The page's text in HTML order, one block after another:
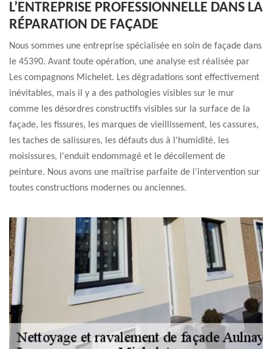
L’ENTREPRISE PROFESSIONNELLE DANS LA
RÉPARATION DE FAÇADE
Nous sommes une entreprise spécialisée en soin de façade dans
le 45390. Avant toute opération, une analyse est réalisée par
Les compagnons Michelet. Les dégradations sont effectivement
inévitables, mais il y a des pathologies visibles sur le mur
comme les désordres constructifs visibles sur la surface de la
façade, les fissures, les marques de vieillissement, les cassures,
les taches de salissures, les défauts dus à l'humidité, les
moisissures, l'enduit endommagé et le décollement de
peinture. Nous avons une maîtrise parfaite de l’intervention sur
toutes constructions modernes ou anciennes.